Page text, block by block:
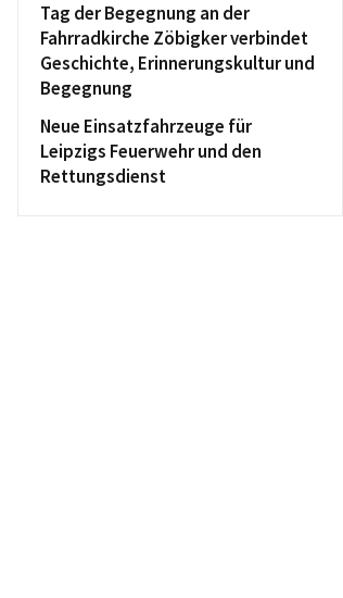
Tag der Begegnung an der
Fahrradkirche Zöbigker verbindet
Geschichte, Erinnerungskultur und
Begegnung
Neue Einsatzfahrzeuge für
Leipzigs Feuerwehr und den
Rettungsdienst